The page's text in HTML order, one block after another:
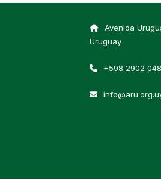
Avenida
Uruguay
+598 2902